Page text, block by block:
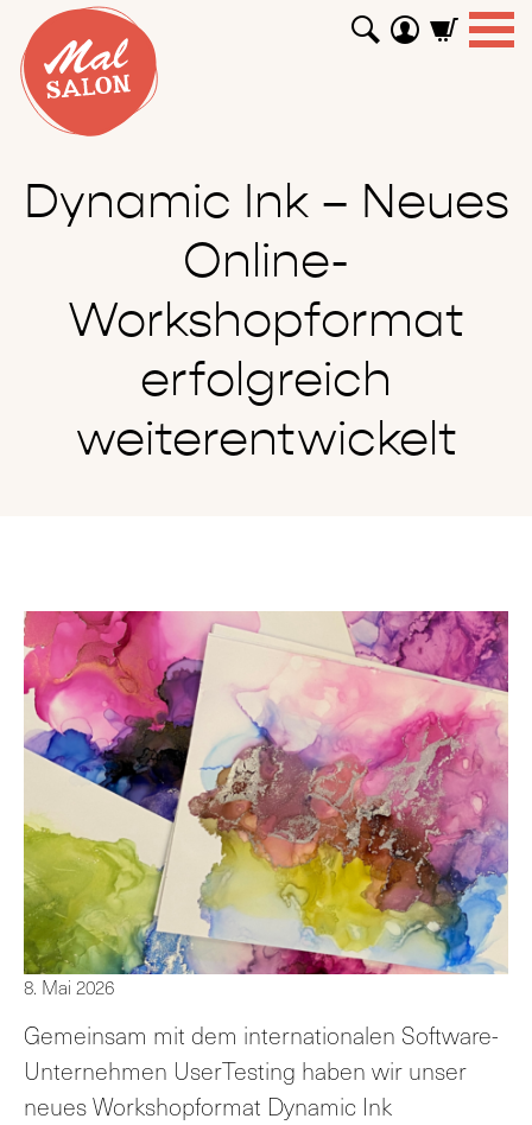
Dynamic Ink – Neues
Online-
Workshopformat
erfolgreich
weiterentwickelt
8. Mai 2026
Gemeinsam mit dem internationalen Software-
Unternehmen UserTesting haben wir unser
neues Workshopformat Dynamic Ink